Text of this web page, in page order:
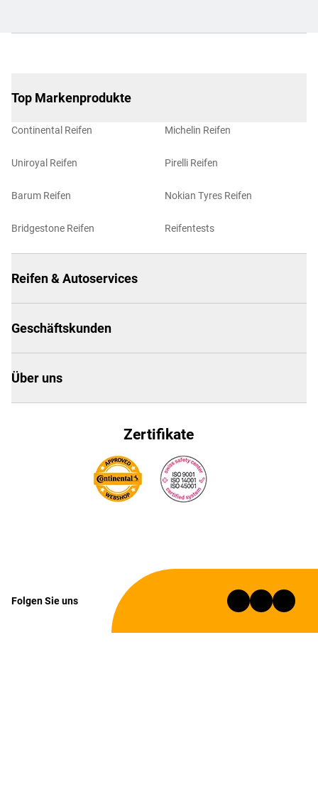
Top Markenprodukte
Continental Reifen
Uniroyal Reifen
Barum Reifen
Bridgestone Reifen
Michelin Reifen
Pirelli Reifen
Nokian Tyres Reifen
Reifentests
Reifen & Autoservices
Geschäftskunden
Über uns
Zertifikate
Folgen Sie uns